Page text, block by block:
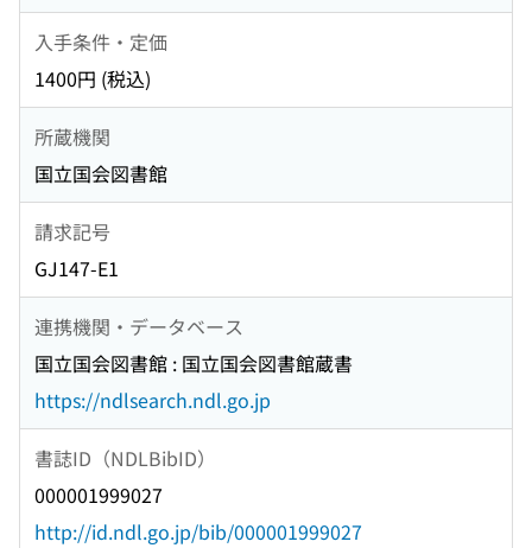
入手条件・定価
1400円 (税込)
所蔵機関
国立国会図書館
請求記号
GJ147-E1
連携機関・データベース
国立国会図書館 : 国立国会図書館蔵書
https://ndlsearch.ndl.go.jp
書誌ID（NDLBibID）
000001999027
http://id.ndl.go.jp/bib/000001999027